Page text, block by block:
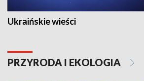
Ukraińskie wieści
PRZYRODA I EKOLOGIA